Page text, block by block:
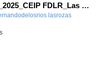
Carnaval en 3º_2025_CEIP FDLR_Las Rozas
lasrozas-